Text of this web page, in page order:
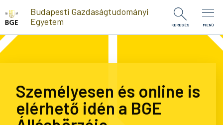
Ugrás a tartalomra
Budapesti Gazdaságtudományi
Egyetem
KERESÉS MENÜ
Személyesen és online is
elérhető idén a BGE